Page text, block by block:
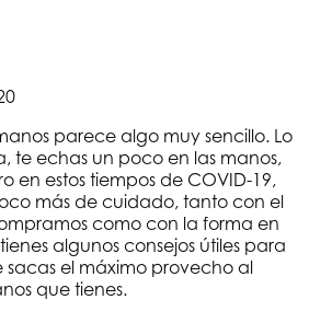
parece algo muy sencillo. Lo
te echas un poco en las manos,
en estos tiempos de COVID-19,
más de cuidado, tanto con el
como con la forma en
algunos consejos útiles para
el máximo provecho al
que tienes.